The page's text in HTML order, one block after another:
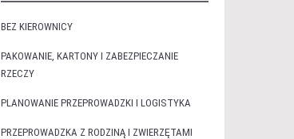
BEZ KIEROWNICY
PAKOWANIE, KARTONY I ZABEZPIECZANIE
RZECZY
PLANOWANIE PRZEPROWADZKI I LOGISTYKA
PRZEPROWADZKA Z RODZINĄ I ZWIERZĘTAMI